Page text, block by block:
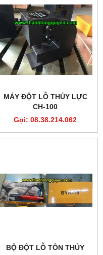
MÁY ĐỘT LỖ THỦY LỰC
CH-100
Gọi: 08.38.214.062
BỘ ĐỘT LỖ TÔN THỦY